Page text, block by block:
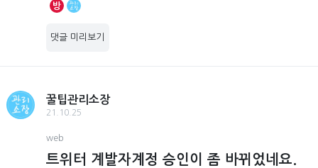
방
댓글 미리보기
꿀팁관리소장
21.10.25
web
트위터 계발자계정 승인이 좀 바뀌었네요.